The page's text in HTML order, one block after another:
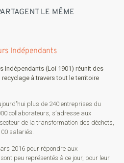
LE MÊME
Indépendants
Indépendants (Loi 1901) réunit des
à travers tout le territoire
plus de 240 entreprises du
collaborateurs, s’adresse aux
de la transformation des déchets,
salariés.
2016 pour répondre aux
peu représentés à ce jour, pour leur